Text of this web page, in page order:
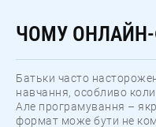
ЧОМУ
Батьки часто
навчання, особливо коли
Але програмування –
формат може бути не